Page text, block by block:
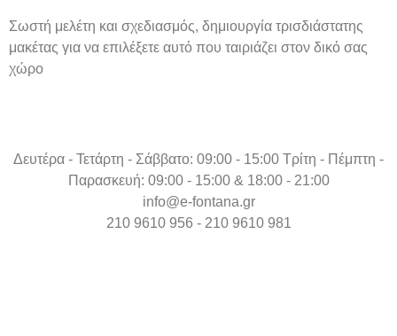
Σωστή μελέτη και σχεδιασμός, δημιουργία τρισδιάστατης
μακέτας για να επιλέξετε αυτό που ταιριάζει στον δικό σας
χώρο
Δευτέρα - Τετάρτη - Σάββατο: 09:00 - 15:00 Τρίτη - Πέμπτη -
Παρασκευή: 09:00 - 15:00 & 18:00 - 21:00
info@e-fontana.gr
210 9610 956 - 210 9610 981